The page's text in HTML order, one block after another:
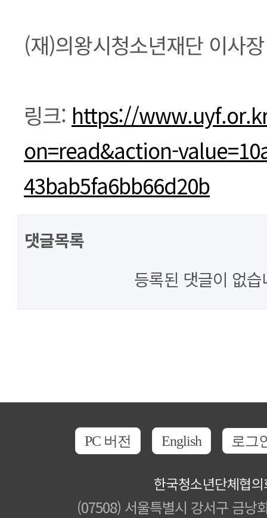
(재)의왕시청소년재단 이사장​
링크: https://
on=read&action-
43bab5fa6bb66d20b
댓글목록
등록된 댓글이 없습
PC 버전 English 로그
한국청소년단체협
(07508) 서울특별시 강서구 금낭